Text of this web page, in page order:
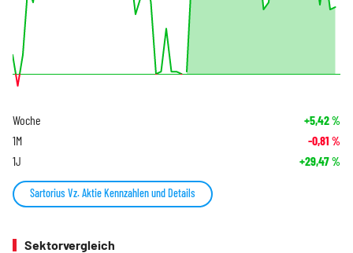
Woche +5,42%
1M -0,81 %
1J +29,47%
Sartorius Vz. Aktie Kennzahlen und Details
Sektorvergleich